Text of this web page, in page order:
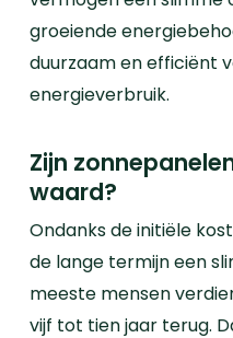
groeiende
duurzaam en efficiënt
energieverbruik.
Zijn
waard?
Ondanks de initiële
de lange termijn een
meeste mensen
vijf tot tien jaarterug.